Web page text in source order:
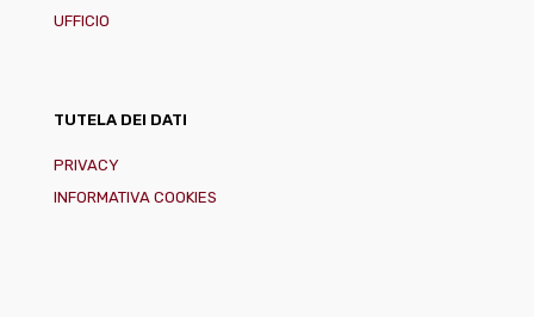
UFFICIO
TUTELA DEI DATI
PRIVACY
INFORMATIVA COOKIES